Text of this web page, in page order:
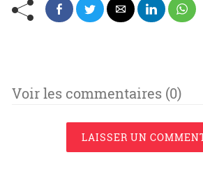
Voir les commentaires (0)
LAISSER UN